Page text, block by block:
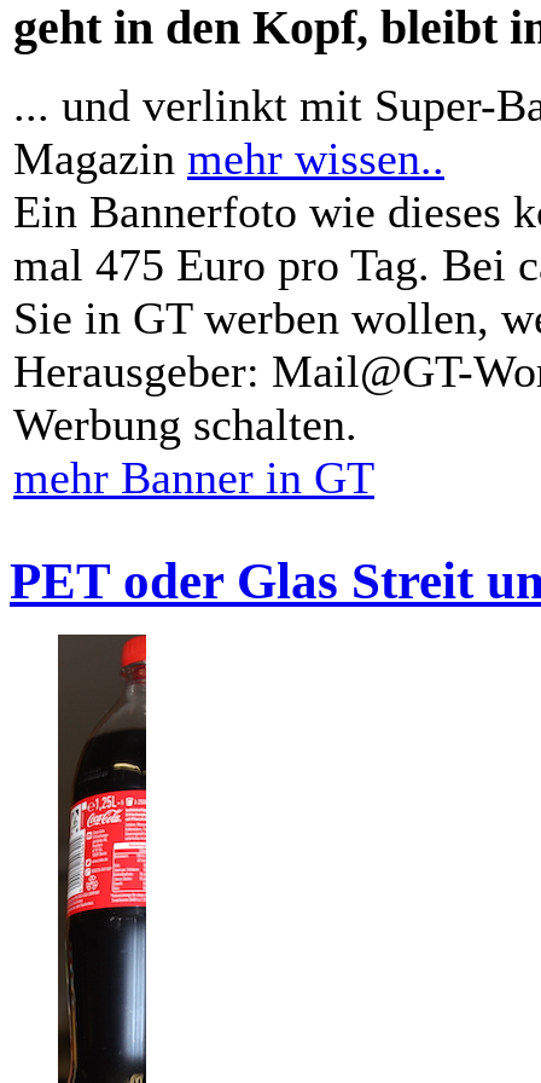
geht in den Kopf, bleibt
... und verlinkt mit Super-
Magazin mehr wissen..
Ein Bannerfoto wie dieses
mal 475 Euro pro Tag. Bei
Sie in GT werben wollen,
Herausgeber: Mail@GT-
Werbung schalten.
mehr Banner in GT
PET oder Glas Streit